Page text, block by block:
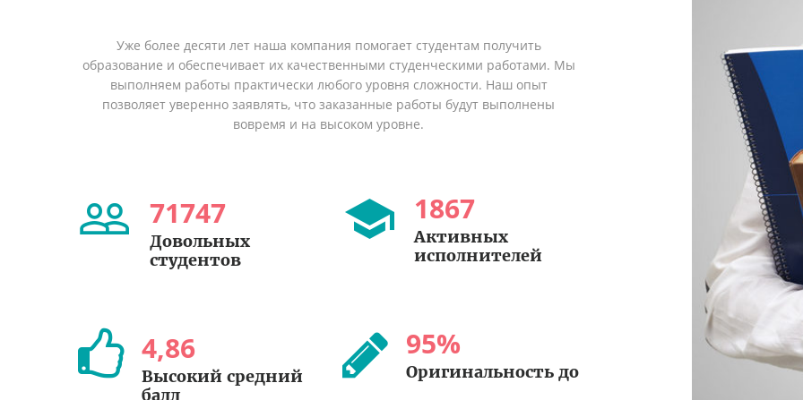
Уже более десяти лет наша компания помогает студентам получить
образование и обеспечивает их качественными студенческими работами. Мы
выполняем работы практически любого уровня сложности. Наш опыт
позволяет уверенно заявлять, что заказанные работы будут выполнены
вовремя и на высоком уровне.
71747
Довольных
студентов
1867
Активных
исполнителей
4,86
Высокий средний
балл
95%
Оригинальность до